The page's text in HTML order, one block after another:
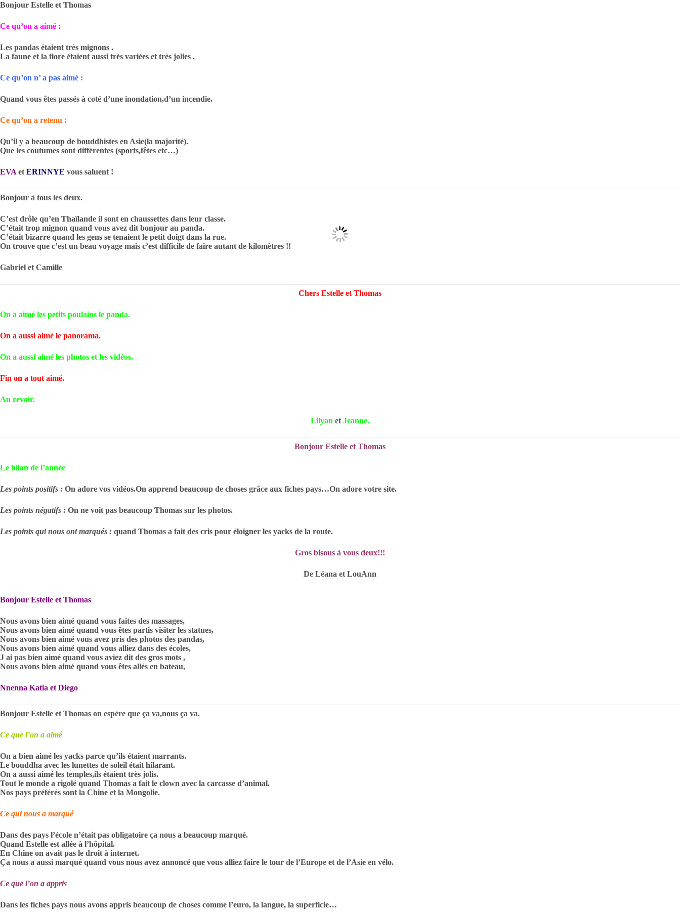
Bonjour Estelle et Thomas
Ce qu’on a aimé :
Les pandas étaient très mignons .
La faune et la flore étaient aussi très variées et très jolies .
Ce qu’on n’ a pas aimé :
Quand vous êtes passés à coté d’une inondation,d’un incendie.
Ce qu’on a retenu :
Qu’il y a beaucoup de bouddhistes en Asie(la majorité).
Que les coutumes sont différentes (sports,fêtes etc…)
EVA et ERINNYE vous saluent !
Bonjour à tous les deux.
C’est drôle qu’en Thaïlande il sont en chaussettes dans leur classe.
C’était trop mignon quand vous avez dit bonjour au panda.
C’était bizarre quand les gens se tenaient le petit doigt dans la rue.
On trouve que c’est un beau voyage mais c’est difficile de faire autant de kilomètres !!
Gabriel et Camille
Chers Estelle et Thomas
On a aimé les petits poulains le panda.
On a aussi aimé le panorama.
On a aussi aimé les photos et les vidéos.
Fin on a tout aimé.
Au revoir.
Lilyan et Jeanne.
Bonjour Estelle et Thomas
Le bilan de l’année
Les points positifs : On adore vos vidéos.On apprend beaucoup de choses grâce aux fiches pays…On adore votre site.
Les points négatifs : On ne voit pas beaucoup Thomas sur les photos.
Les points qui nous ont marqués : quand Thomas a fait des cris pour éloigner les yacks de la route.
Gros bisous à vous deux!!!
De Léana et Lou­Ann
Bonjour Estelle et Thomas
Nous avons bien aimé quand vous faites des massages,
Nous avons bien aimé quand vous êtes partis visiter les statues,
Nous avons bien aimé vous avez pris des photos des pandas,
Nous avons bien aimé quand vous alliez dans des écoles,
J ai pas bien aimé quand vous aviez dit des gros mots ,
Nous avons bien aimé quand vous êtes allés en bateau,
Nnenna Katia et Diego
Bonjour Estelle et Thomas on espère que ça va,nous ça va.
Ce que l’on a aimé
On a bien aimé les yacks parce qu’ils étaient marrants.
Le bouddha avec les lunettes de soleil était hilarant.
On a aussi aimé les temples,ils étaient très jolis.
Tout le monde a rigolé quand Thomas a fait le clown avec la carcasse d’animal.
Nos pays préférés sont la Chine et la Mongolie.
Ce qui nous a marqué
Dans des pays l’école n’était pas obligatoire ça nous a beaucoup marqué.
Quand Estelle est allée à l’hôpital.
En Chine on avait pas le droit à internet.
Ça nous a aussi marqué quand vous nous avez annoncé que vous alliez faire le tour de l’Europe et de l’Asie en vélo.
Ce que l’on a appris
Dans les fiches pays nous avons appris beaucoup de choses comme l’euro, la langue, la superficie…